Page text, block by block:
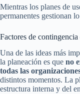
Mientras los planes de
permanentes gestionan
Factores de
Una de las ideas más
la planeación es que no
todas las
distintos momentos. La
estructura interna y del